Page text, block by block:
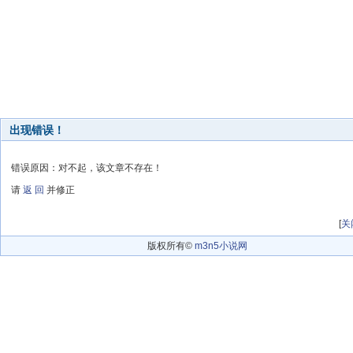
出现错误！
错误原因：对不起，该文章不存在！
请 返 回 并修正
[关
版权所有© m3n5小说网